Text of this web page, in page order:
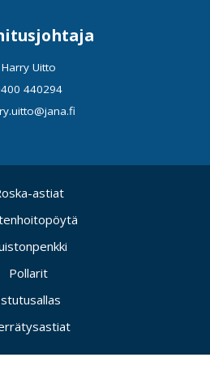
Harry Uitto
440294
astiat
Pollarit